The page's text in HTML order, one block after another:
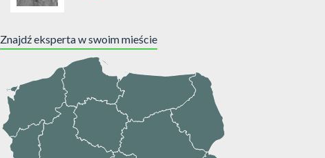
Znajdź eksperta w swoim mieście